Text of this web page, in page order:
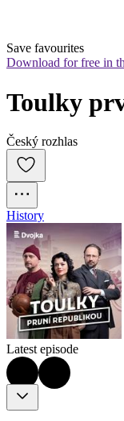
Save favourites
Download for free in
Toulky
Český rozhlas
History
Latest episode